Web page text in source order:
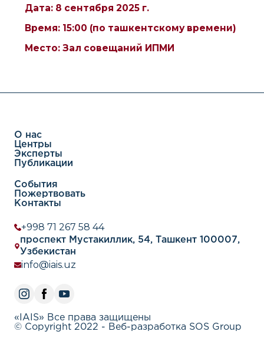
Дата: 8 сентября 2025 г.
Время: 15:00 (по ташкентскому времени)
Место: Зал совещаний ИПМИ
О нас
Центры
Эксперты
Публикации
События
Пожертвовать
Контакты
+998 71 267 58 44
проспект Мустакиллик, 54, Ташкент 100007,
Узбекистан
info@iais.uz
«IAIS» Все права защищены
© Copyright 2022 - Веб-разработка SOS Group